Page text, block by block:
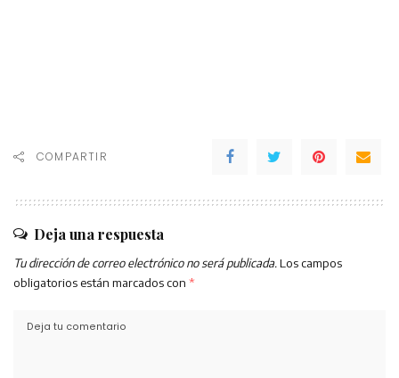
COMPARTIR
Deja una respuesta
Tu dirección de correo electrónico no será publicada. Los campos
obligatorios están marcados con *